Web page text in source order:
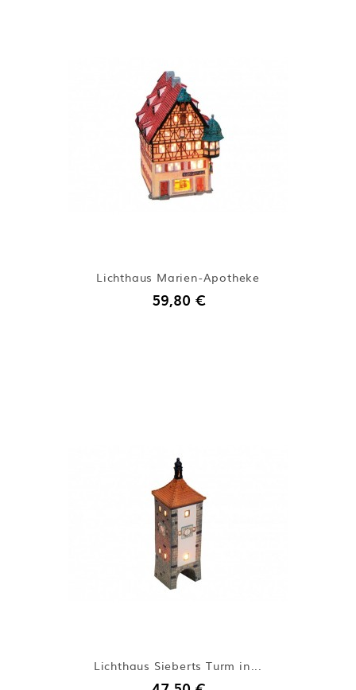
Lichthaus Marien-Apotheke
59,80 €
Lichthaus Sieberts Turm in...